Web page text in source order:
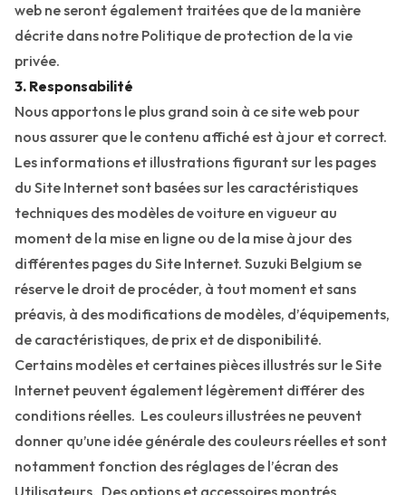
web ne seront également traitées que de la manière
décrite dans notre Politique de protection de la vie
privée.
3. Responsabilité
Nous apportons le plus grand soin à ce site web pour
nous assurer que le contenu affiché est à jour et correct.
Les informations et illustrations figurant sur les pages
du Site Internet sont basées sur les caractéristiques
techniques des modèles de voiture en vigueur au
moment de la mise en ligne ou de la mise à jour des
différentes pages du Site Internet. Suzuki Belgium se
réserve le droit de procéder, à tout moment et sans
préavis, à des modifications de modèles, d’équipements,
de caractéristiques, de prix et de disponibilité.
Certains modèles et certaines pièces illustrés sur le Site
Internet peuvent également légèrement différer des
conditions réelles. Les couleurs illustrées ne peuvent
donner qu’une idée générale des couleurs réelles et sont
notamment fonction des réglages de l’écran des
Utilisateurs. Des options et accessoires montrés